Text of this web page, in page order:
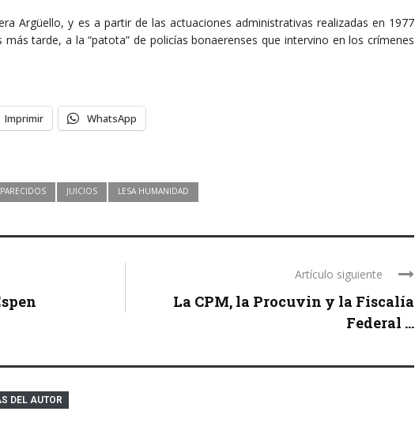
Argüello, y es a partir de las actuaciones administrativas realizadas en 1977
tarde, a la “patota” de policías bonaerenses que intervino en los crímenes
Imprimir WhatsApp
JUICIOS LESA HUMANIDAD
Artículo siguiente
La CPM, la Procuvin y la Fiscalía
Federal ...
DEL AUTOR